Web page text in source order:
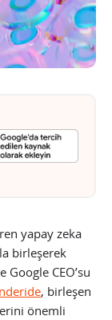
yapay zeka
birleşerek
Google CEO’su
, birleşen
önemli